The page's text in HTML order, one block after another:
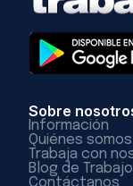
Sobre
Información
Quiénes somos
Trabaja con
Blog de
Contáctanos